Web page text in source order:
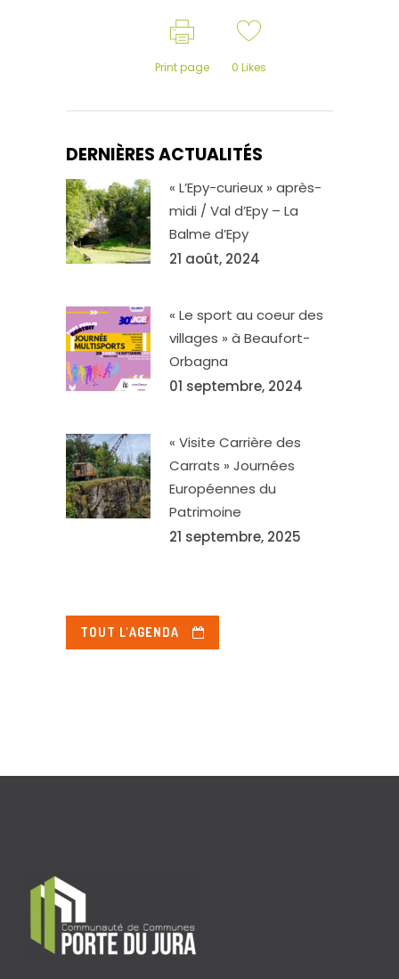
Print page 0 Likes
DERNIÈRES ACTUALITÉS
« L’Epy-curieux » après-
midi / Val d’Epy – La
Balme d’Epy
21 août, 2024
« Le sport au coeur des
villages » à Beaufort-
Orbagna
01 septembre, 2024
« Visite Carrière des
Carrats » Journées
Européennes du
Patrimoine
21 septembre, 2025
TOUT L'AGENDA